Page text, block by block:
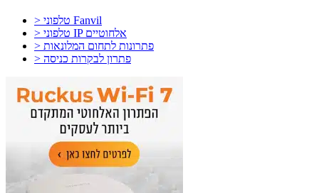
> טלפוני Fanvil
> טלפוני IP אלחוטיים
> פתרונות לתחום המלונאות
> פתרון לבקרות כניסה